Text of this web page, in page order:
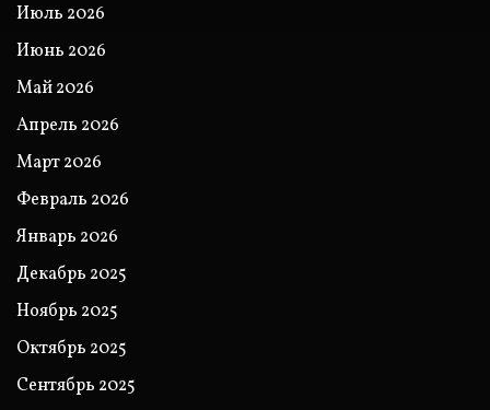
Июль 2026
Июнь 2026
Май 2026
Апрель 2026
Март 2026
Февраль 2026
Январь 2026
Декабрь 2025
Ноябрь 2025
Октябрь 2025
Сентябрь 2025